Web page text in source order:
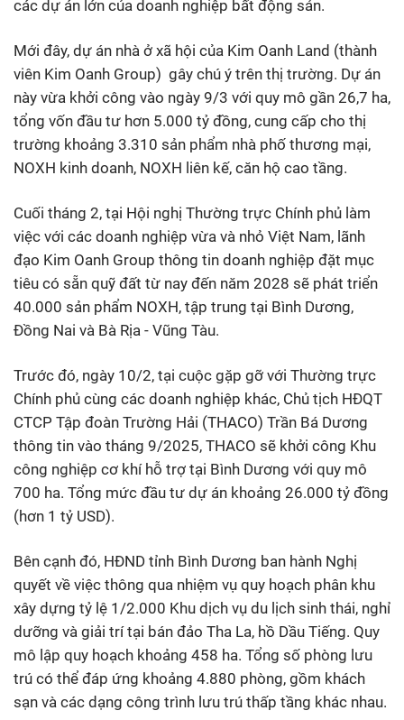
các dự án lớn của doanh nghiệp bất động sản.
Mới đây, dự án nhà ở xã hội của Kim Oanh Land (thành
viên Kim Oanh Group) gây chú ý trên thị trường. Dự án
này vừa khởi công vào ngày 9/3 với quy mô gần 26,7 ha,
tổng vốn đầu tư hơn 5.000 tỷ đồng, cung cấp cho thị
trường khoảng 3.310 sản phẩm nhà phố thương mại,
NOXH kinh doanh, NOXH liên kế, căn hộ cao tầng.
Cuối tháng 2, tại Hội nghị Thường trực Chính phủ làm
việc với các doanh nghiệp vừa và nhỏ Việt Nam, lãnh
đạo Kim Oanh Group thông tin doanh nghiệp đặt mục
tiêu có sẵn quỹ đất từ nay đến năm 2028 sẽ phát triển
40.000 sản phẩm NOXH, tập trung tại Bình Dương,
Đồng Nai và Bà Rịa - Vũng Tàu.
Trước đó, ngày 10/2, tại cuộc gặp gỡ với Thường trực
Chính phủ cùng các doanh nghiệp khác, Chủ tịch HĐQT
CTCP Tập đoàn Trường Hải (THACO) Trần Bá Dương
thông tin vào tháng 9/2025, THACO sẽ khởi công Khu
công nghiệp cơ khí hỗ trợ tại Bình Dương với quy mô
700 ha. Tổng mức đầu tư dự án khoảng 26.000 tỷ đồng
(hơn 1 tỷ USD).
Bên cạnh đó, HĐND tỉnh Bình Dương ban hành Nghị
quyết về việc thông qua nhiệm vụ quy hoạch phân khu
xây dựng tỷ lệ 1/2.000 Khu dịch vụ du lịch sinh thái, nghỉ
dưỡng và giải trí tại bán đảo Tha La, hồ Dầu Tiếng. Quy
mô lập quy hoạch khoảng 458 ha. Tổng số phòng lưu
trú có thể đáp ứng khoảng 4.880 phòng, gồm khách
sạn và các dạng công trình lưu trú thấp tầng khác nhau.